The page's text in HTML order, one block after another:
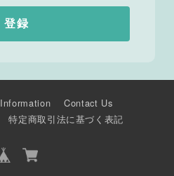
登録
Information
Contact Us
特定商取引法に基づく表記